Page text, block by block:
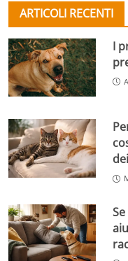
ARTICOLI RECENTI
I